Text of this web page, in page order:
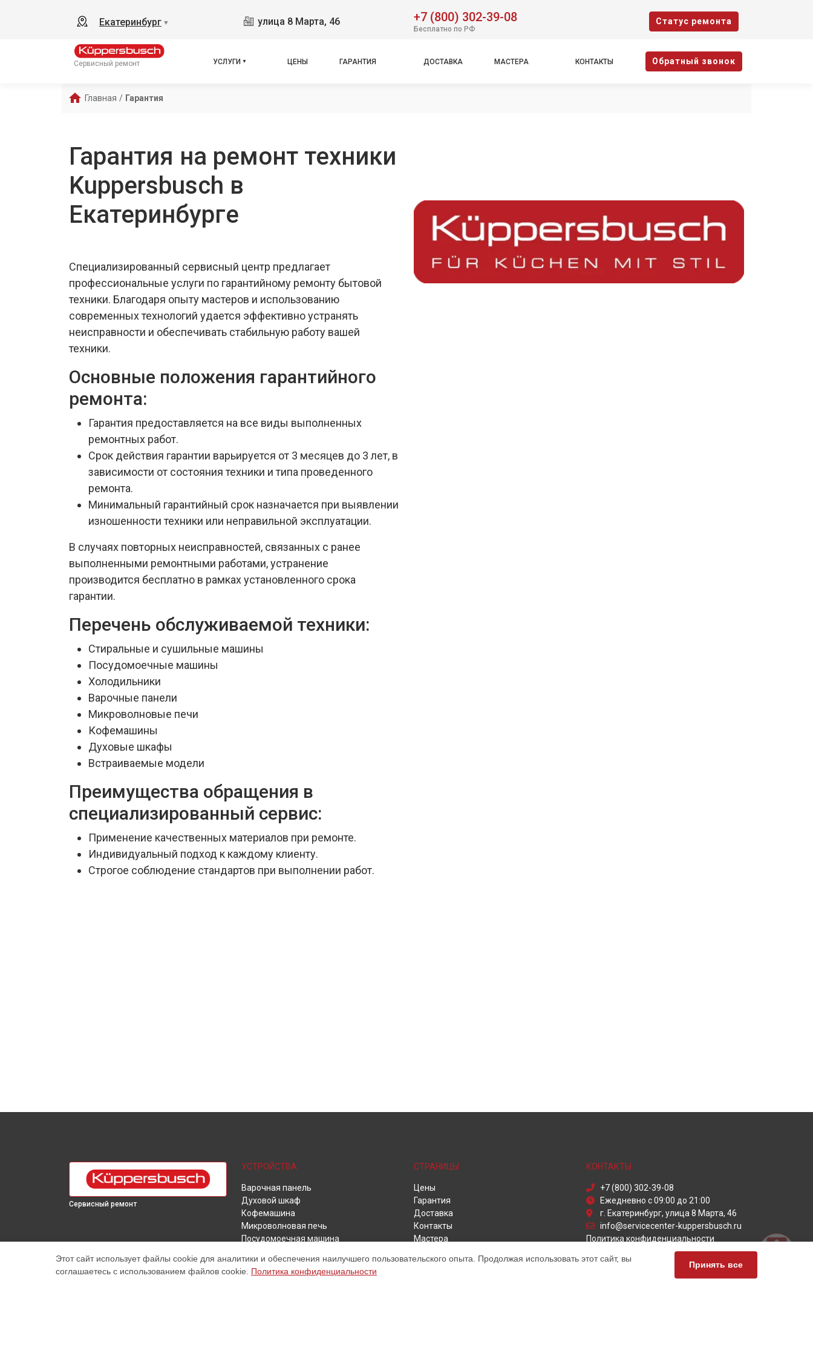
Екатеринбург ▼ улица 8 Марта, 46 +7 (800) 302-39-08
Бесплатно по РФ
Cтатус ремонта
Сервисный ремонт УСЛУГИ ЦЕНЫ ГАРАНТИЯ ДОСТАВКА МАСТЕРА КОНТАКТЫ Oбратный звонок
Главная / Гарантия
Гарантия на ремонт техники
Kuppersbusch в
Екатеринбурге
Специализированный сервисный центр предлагает
профессиональные услуги по гарантийному ремонту бытовой
техники. Благодаря опыту мастеров и использованию
современных технологий удается эффективно устранять
неисправности и обеспечивать стабильную работу вашей
техники.
Основные положения гарантийного
ремонта:
Гарантия предоставляется на все виды выполненных
ремонтных работ.
Срок действия гарантии варьируется от 3 месяцев до 3 лет, в
зависимости от состояния техники и типа проведенного
ремонта.
Минимальный гарантийный срок назначается при выявлении
изношенности техники или неправильной эксплуатации.
В случаях повторных неисправностей, связанных с ранее
выполненными ремонтными работами, устранение
производится бесплатно в рамках установленного срока
гарантии.
Перечень обслуживаемой техники:
Стиральные и сушильные машины
Посудомоечные машины
Холодильники
Варочные панели
Микроволновые печи
Кофемашины
Духовые шкафы
Встраиваемые модели
Преимущества обращения в
специализированный сервис:
Применение качественных материалов при ремонте.
Индивидуальный подход к каждому клиенту.
Строгое соблюдение стандартов при выполнении работ.
Сервисный ремонт
УСТРОЙСТВА
Варочная панель
Духовой шкаф
Кофемашина
Микроволновая печь
Посудомоечная машина
Холодильник
Морозильная камера
СТРАНИЦЫ
Цены
Гарантия
Доставка
Контакты
Мастера
КОНТАКТЫ
+7 (800) 302-39-08
Ежедневно с 09:00 до 21:00
г. Екатеринбург, улица 8 Марта, 46
info@servicecenter-kuppersbusch.ru
Политика конфиденциальности
Способы оплаты
Этот сайт использует файлы cookie для аналитики и обеспечения наилучшего пользовательского опыта. Продолжая использовать этот сайт, вы
соглашаетесь с использованием файлов cookie. Политика конфиденциальности
Принять все